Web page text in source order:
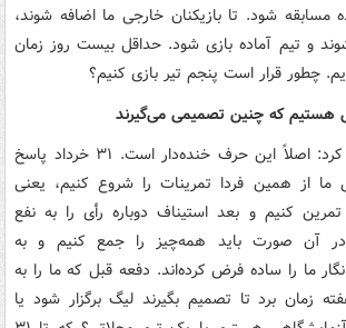
مسابقه شود. تا بازیکنان خارجی ما اضافه شوند،
شوند و تیم آماده بازی شود. حداقل بیست روز زمان
چطور قرار است پنجم تیر بازی کنیم؟
هستیم که چنین تصمیمی می‌گیرند
مربی چادرملو تصریح کرد: اصلاً این حرف خنده‌دار است. ۳۱ خرداد پاسخ
ما از همین فردا تمرینات را شروع کنیم، یعنی
تمرین کنیم و بعد استیناف دوباره رأی را به نفع
آن صورت باید همه‌چیز را جمع کنیم و به
ما را ساده فرض کرده‌اند. دفعه قبل که ما را به
زمان برد تا تصمیم بگیرند لیگ برگزار شود یا